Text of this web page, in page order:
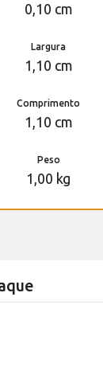
0,10 cm
Largura
1,10 cm
Comprimento
1,10 cm
Peso
1,00 kg